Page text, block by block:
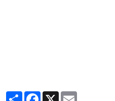
PartagerFacebook
X